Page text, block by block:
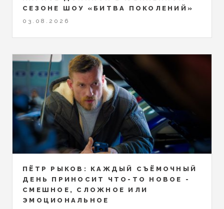
СЕЗОНЕ ШОУ «БИТВА ПОКОЛЕНИЙ»
03.08.2026
ПЁТР РЫКОВ: КАЖДЫЙ СЪЁМОЧНЫЙ
ДЕНЬ ПРИНОСИТ ЧТО-ТО НОВОЕ -
СМЕШНОЕ, СЛОЖНОЕ ИЛИ
ЭМОЦИОНАЛЬНОЕ